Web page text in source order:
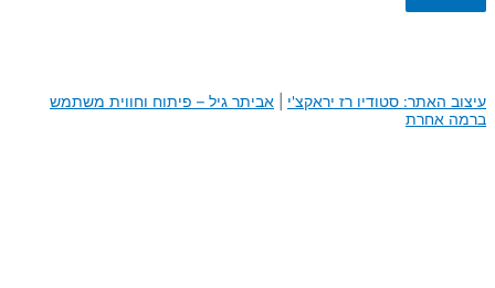
עיצוב האתר: סטודיו רז יראקצ'י אביתר גיל – פיתוח וחווית משתמש
ברמה אחרת